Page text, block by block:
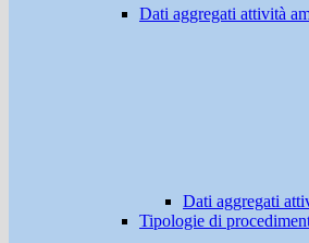
Dati aggregati attività
Dati aggregati
Tipologie di